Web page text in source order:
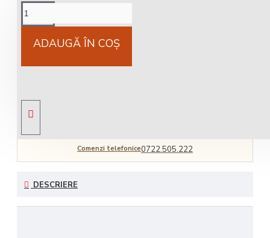
ADAUGĂ ÎN COŞ
Cost livrareNational 25Lei locker 25 lei
Comenzi telefonice0722.505.222
DESCRIERE